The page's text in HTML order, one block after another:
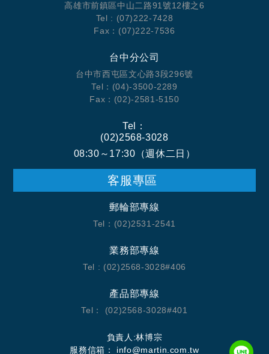
高雄市前鎮區中山二路91號12樓之6
Tel : (07)222-7428
Fax：(07)222-7536
台中分公司
台中市西屯區文心路3段296號
Tel：(04)-3500-2289
Fax：(02)-2581-5150
Tel：
(02)2568-3028
08:30～17:30（週休二日）
客服專區
郵輪部專線
Tel：(02)2531-2541
業務部專線
Tel : (02)2568-3028#406
產品部專線
Tel： (02)2568-3028#401
負責人:林博宗
服務信箱： info@martin.com.tw